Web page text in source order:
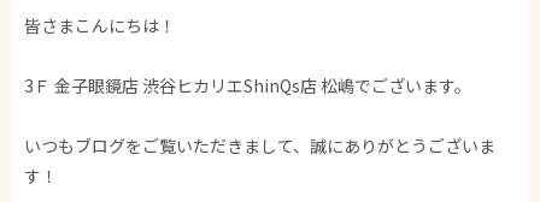
皆さまこんにちは！
3Ｆ 金子眼鏡店 渋谷ヒカリエShinQs店 松嶋でございます。
いつもブログをご覧いただきまして、誠にありがとうございま
す！